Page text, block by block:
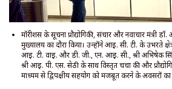
मॉरीशस के सूचना प्रौद्योगिकी, संचार और नवाचार मंत्री
मुख्यालय का दौरा किया। उन्होंने आई. सी. टी. के उभरते
आई. टी. वाई. और डी. जी., एन. आई. सी., श्री अभिषेक
श्री आई. पी. एस. सेठी के साथ विस्तृत चर्चा की और
माध्यम से द्विपक्षीय सहयोग को मजबूत करने के अवसरों का